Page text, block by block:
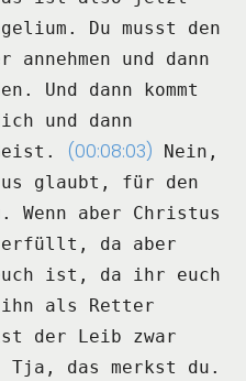
Du musst den
und dann
Und dann kommt
und dann
(00:08:03)
Nein,
glaubt, für den
Wenn aber Christus
da aber
ist,
da ihr euch
als Retter
der Leib zwar
Tja, das merkst du.